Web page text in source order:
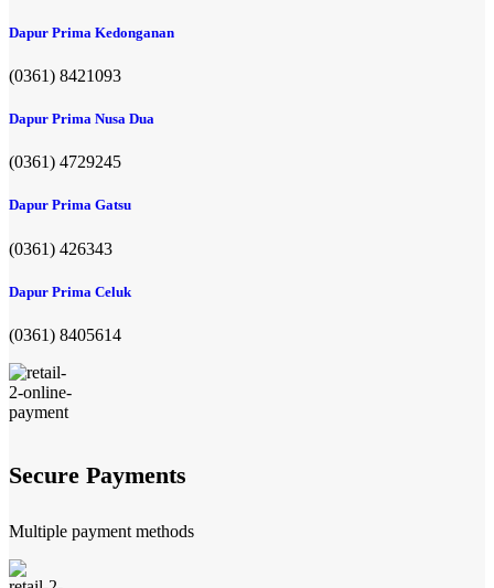
Dapur Prima Kedonganan
(0361) 8421093
Dapur Prima Nusa Dua
(0361) 4729245
Dapur Prima Gatsu
(0361) 426343
Dapur Prima Celuk
(0361) 8405614
Secure Payments
Multiple payment methods